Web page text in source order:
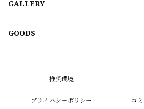
GALLERY
GOODS
推奨環境
プライバシーポリシー コ